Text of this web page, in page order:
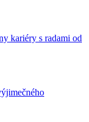
kariéry s radami od